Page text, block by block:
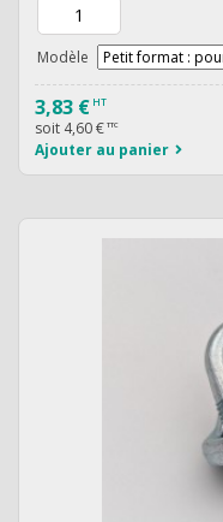
Modèle
3,83 € HT
soit 4,60 € TTC
Ajouter au panier